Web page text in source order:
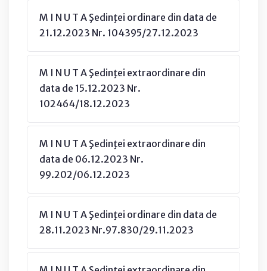
M I N U T A Şedinţei ordinare din data de
21.12.2023 Nr. 104395/27.12.2023
M I N U T A Şedinţei extraordinare din
data de 15.12.2023 Nr.
102464/18.12.2023
M I N U T A Şedinţei extraordinare din
data de 06.12.2023 Nr.
99.202/06.12.2023
M I N U T A Şedinţei ordinare din data de
28.11.2023 Nr.97.830/29.11.2023